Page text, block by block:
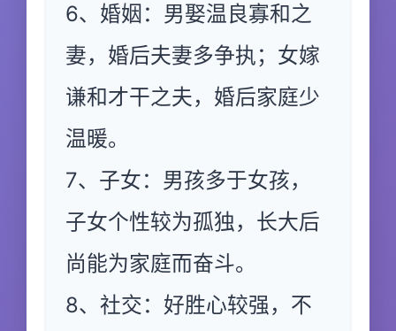
6、婚姻：男娶温良寡和之
妻，婚后夫妻多争执；女嫁
谦和才干之夫，婚后家庭少
温暖。
7、子女：男孩多于女孩，
子女个性较为孤独，长大后
尚能为家庭而奋斗。
8、社交：好胜心较强，不